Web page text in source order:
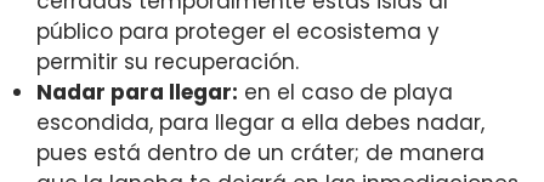
público para proteger el ecosistema y
permitir su recuperación.
Nadar para llegar: en el caso de playa
escondida, para llegar a ella debes nadar,
pues está dentro de un cráter; de manera